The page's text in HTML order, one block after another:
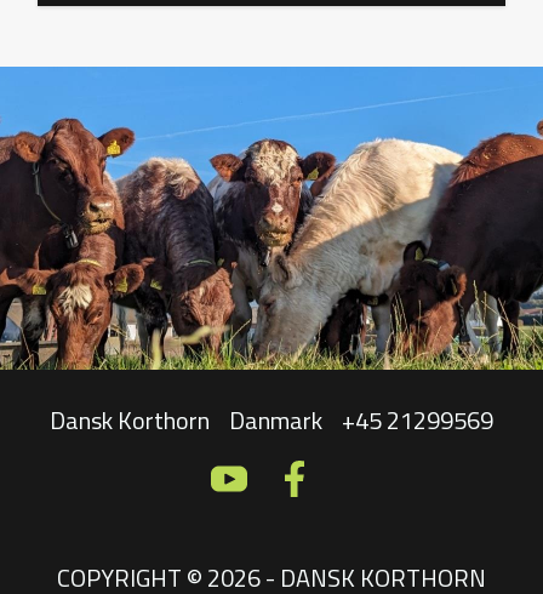
Dansk Korthorn Danmark +45 21299569
COPYRIGHT © 2026 - DANSK KORTHORN